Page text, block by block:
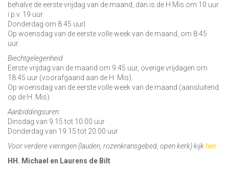
behalve de eerste vrijdag van de maand, dan is de H Mis om 10 uur
i.p.v. 19 uur
Donderdag om 8.45 uur|
Op woensdag van de eerste volle week van de maand, om 8:45
uur.
Biechtgelegenheid
Eerste vrijdag van de maand om 9.45 uur, overige vrijdagen om
18.45 uur (voorafgaand aan de H. Mis).
Op woensdag van de eerste volle week van de maand (aansluitend
op de H. Mis)
Aanbiddingsuren:
Dinsdag van 9.15 tot 10.00 uur
Donderdag van 19.15 tot 20.00 uur
Voor verdere vieringen (lauden, rozenkransgebed, open kerk) kijkhier
HH. Michael en Laurens de Bilt